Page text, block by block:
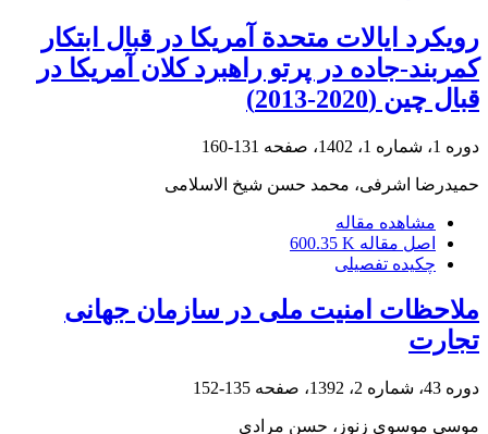
رویکرد ایالات متحدة آمریکا در قبال ابتکار
کمربند-جاده در پرتو راهبرد کلان آمریکا در
قبال چین (2020-2013)
دوره 1، شماره 1، 1402، صفحه 131-160
حمیدرضا اشرفی، محمد حسن شیخ الاسلامی
مشاهده مقاله
اصل مقاله 600.35 K
چکیده تفصیلی
ملاحظات امنیت ملی در سازمان جهانی
تجارت
دوره 43، شماره 2، 1392، صفحه 135-152
موسی موسوی زنوز، حسن مرادی